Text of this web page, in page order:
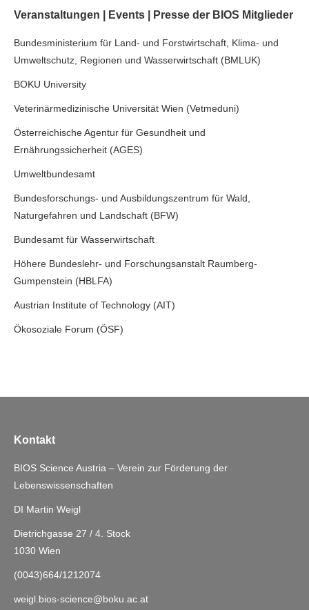
Veranstaltungen | Events | Presse der BIOS Mitglieder
Bundesministerium für Land- und Forstwirtschaft, Klima- und
Umweltschutz, Regionen und Wasserwirtschaft (BMLUK)
BOKU University
Veterinärmedizinische Universität Wien (Vetmeduni)
Österreichische Agentur für Gesundheit und
Ernährungssicherheit (AGES)
Umweltbundesamt
Bundesforschungs- und Ausbildungszentrum für Wald,
Naturgefahren und Landschaft (BFW)
Bundesamt für Wasserwirtschaft
Höhere Bundeslehr- und Forschungsanstalt Raumberg-
Gumpenstein (HBLFA)
Austrian Institute of Technology (AIT)
Ökosoziale Forum (ÖSF)
Kontakt
BIOS Science Austria – Verein zur Förderung der
Lebenswissenschaften
DI Martin Weigl
Dietrichgasse 27 / 4. Stock
1030 Wien
(0043)664/1212074
weigl.bios-science@boku.ac.at